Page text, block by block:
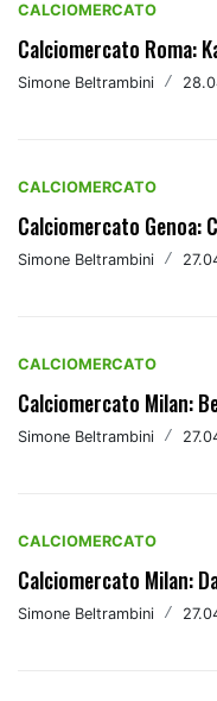
CALCIOMERCATO
Calciomercato Roma:
Simone Beltrambini /
CALCIOMERCATO
Calciomercato Genoa:
Simone Beltrambini /
CALCIOMERCATO
Calciomercato Milan:
Simone Beltrambini /
CALCIOMERCATO
Calciomercato Milan:
Simone Beltrambini /